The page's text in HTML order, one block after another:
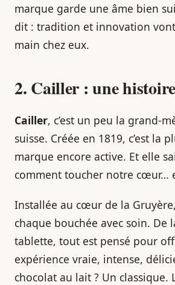
marque garde une âme bien
dit : tradition et innovation
main chez eux.
2. Cailler : une
Cailler, c’est un peu la grand-
suisse. Créée en 1819, c’est la
marque encore active. Et elle
comment toucher notre cœur…
Installée au cœur de la
chaque bouchée avec soin. De
tablette, tout est pensé pour
expérience vraie, intense,
chocolat au lait ? Un classique.